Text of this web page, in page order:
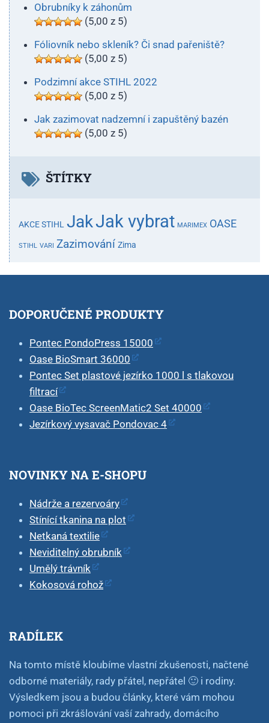
Obrubníky k záhonům
(5,00 z 5)
Fóliovník nebo skleník? Či snad pařeniště?
(5,00 z 5)
Podzimní akce STIHL 2022
(5,00 z 5)
Jak zazimovat nadzemní i zapuštěný bazén
(5,00 z 5)
ŠTÍTKY
AKCE STIHL JakJak vybrat MARIMEX OASE
STIHL VARI Zazimování Zima
DOPORUČENÉ PRODUKTY
Pontec PondoPress 15000
Oase BioSmart 36000
Pontec Set plastové jezírko 1000 l s tlakovou
filtrací
Oase BioTec ScreenMatic2 Set 40000
Jezírkový vysavač Pondovac 4
NOVINKY NA E-SHOPU
Nádrže a rezervoáry
Stínící tkanina na plot
Netkaná textilie
Neviditelný obrubník
Umělý trávník
Kokosová rohož
RADÍLEK
Na tomto místě kloubíme vlastní zkušenosti, načtené
odborné materiály, rady přátel, nepřátel 🙂 i rodiny.
Výsledkem jsou a budou články, které vám mohou
pomoci při zkrášlování vaší zahrady, domácího